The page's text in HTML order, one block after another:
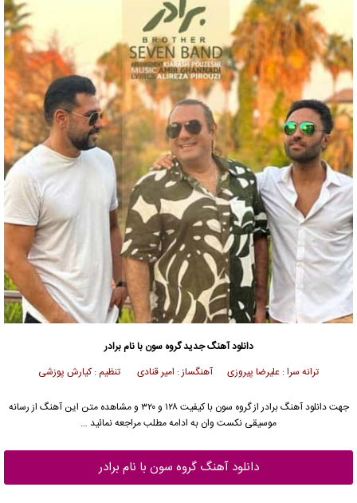
دانلود آهنگ جدیدگروه سون با نام برادر
ترانه سرا : علیرضا پیروزی آهنگساز : امیر قنادی تنظیم : کیارش پوزشی
جهت دانلود آهنگ برادر ازگروه سون
با کیفیت ۱۲۸ و ۳۲۰ و مشاهده متن این آهنگ از رسانه
موسیقی نکست وان به ادامه مطلب مراجعه نمائید …
دانلود آهنگ گروه سون با نام برادر